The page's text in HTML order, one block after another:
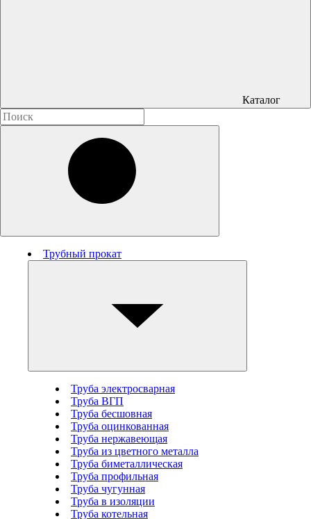
Каталог
Трубный прокат
Труба электросварная
Труба ВГП
Труба бесшовная
Труба оцинкованная
Труба нержавеющая
Труба из цветного металла
Труба биметаллическая
Труба профильная
Труба чугунная
Труба в изоляции
Труба котельная